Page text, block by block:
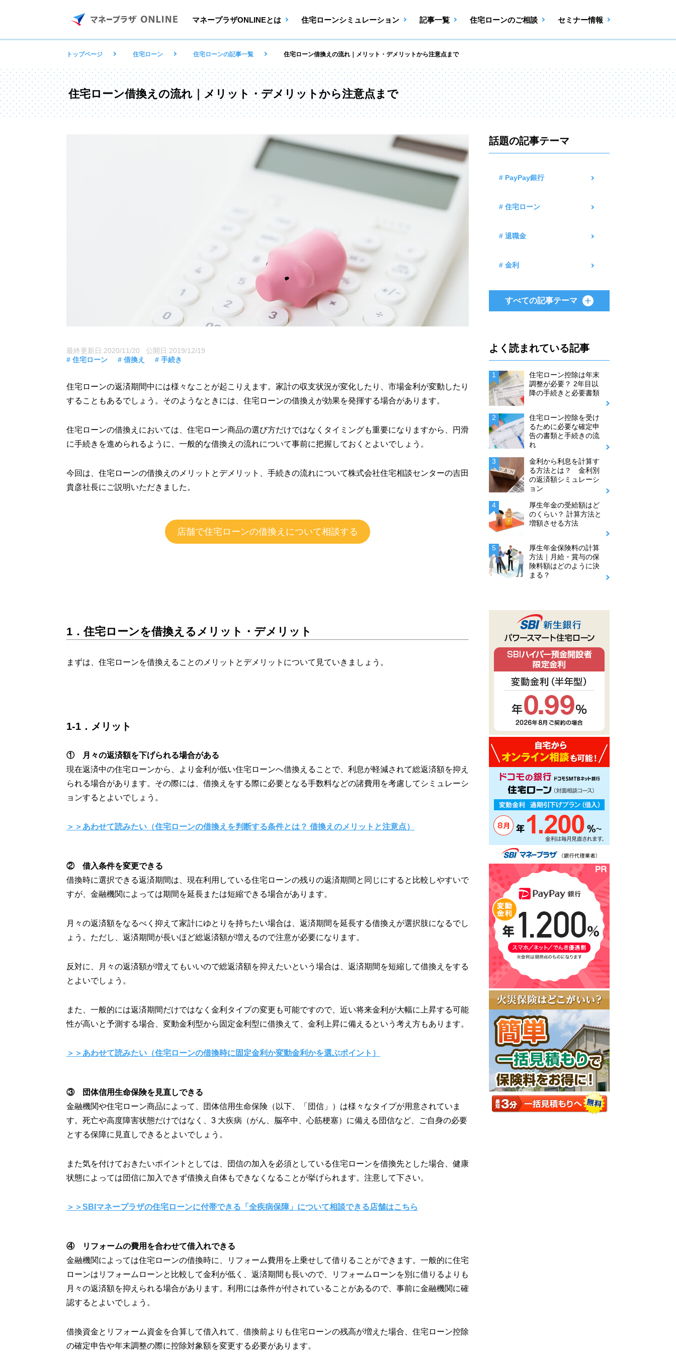
マネープラザONLINEとは 住宅ローンシミュレーション 記事一覧 住宅ローンのご相談 セミナー情報
トップページ 住宅ローン 住宅ローンの記事一覧 住宅ローン借換えの流れ｜メリット・デメリットから注意点まで
住宅ローン借換えの流れ｜メリット・デメリットから注意点まで
最終更新日:2020/11/20 公開日:2019/12/19
# 住宅ローン
# 借換え # 手続き
住宅ローンの返済期間中には様々なことが起こりえます。家計の収支状況が変化したり、市場金利が変動したり
することもあるでしょう。そのようなときには、住宅ローンの借換えが効果を発揮する場合があります。
住宅ローンの借換えにおいては、住宅ローン商品の選び方だけではなくタイミングも重要になりますから、円滑
に手続きを進められるように、一般的な借換えの流れについて事前に把握しておくとよいでしょう。
今回は、住宅ローンの借換えのメリットとデメリット、手続きの流れについて株式会社住宅相談センターの吉田
貴彦社長にご説明いただきました。
店舗で住宅ローンの借換えについて相談する
1．住宅ローンを借換えるメリット・デメリット
まずは、住宅ローンを借換えることのメリットとデメリットについて見ていきましょう。
1-1．メリット
① 月々の返済額を下げられる場合がある
現在返済中の住宅ローンから、より金利が低い住宅ローンへ借換えることで、利息が軽減されて総返済額を抑え
られる場合があります。その際には、借換えをする際に必要となる手数料などの諸費用を考慮してシミュレーシ
ョンするとよいでしょう。
＞＞あわせて読みたい（住宅ローンの借換えを判断する条件とは？ 借換えのメリットと注意点）
② 借入条件を変更できる
借換時に選択できる返済期間は、現在利用している住宅ローンの残りの返済期間と同じにすると比較しやすいで
すが、金融機関によっては期間を延長または短縮できる場合があります。
月々の返済額をなるべく抑えて家計にゆとりを持ちたい場合は、返済期間を延長する借換えが選択肢になるでし
ょう。ただし、返済期間が長いほど総返済額が増えるので注意が必要になります。
反対に、月々の返済額が増えてもいいので総返済額を抑えたいという場合は、返済期間を短縮して借換えをする
とよいでしょう。
また、一般的には返済期間だけではなく金利タイプの変更も可能ですので、近い将来金利が大幅に上昇する可能
性が高いと予測する場合、変動金利型から固定金利型に借換えて、金利上昇に備えるという考え方もあります。
＞＞あわせて読みたい（住宅ローンの借換時に固定金利か変動金利かを選ぶポイント）
③ 団体信用生命保険を見直しできる
金融機関や住宅ローン商品によって、団体信用生命保険（以下、「団信」）は様々なタイプが用意されていま
す。死亡や高度障害状態だけではなく、3 大疾病（がん、脳卒中、心筋梗塞）に備える団信など、ご自身の必要
とする保障に見直しできるとよいでしょう。
また気を付けておきたいポイントとしては、団信の加入を必須としている住宅ローンを借換先とした場合、健康
状態によっては団信に加入できず借換え自体もできなくなることが挙げられます。注意して下さい。
＞＞SBIマネープラザの住宅ローンに付帯できる「全疾病保障」について相談できる店舗はこちら
④ リフォームの費用を合わせて借入れできる
金融機関によっては住宅ローンの借換時に、リフォーム費用を上乗せして借りることができます。一般的に住宅
ローンはリフォームローンと比較して金利が低く、返済期間も長いので、リフォームローンを別に借りるよりも
月々の返済額を抑えられる場合があります。利用には条件が付されていることがあるので、事前に金融機関に確
認するとよいでしょう。
借換資金とリフォーム資金を合算して借入れて、借換前よりも住宅ローンの残高が増えた場合、住宅ローン控除
の確定申告や年末調整の際に控除対象額を変更する必要があります。
話題の記事テーマ
# PayPay銀行
# 住宅ローン
# 退職金
# 金利
すべての記事テーマ
よく読まれている記事
住宅ローン控除は年末
調整が必要？ 2年目以
降の手続きと必要書類
住宅ローン控除を受け
るために必要な確定申
告の書類と手続きの流
れ
金利から利息を計算す
る方法とは？ 金利別
の返済額シミュレーシ
ョン
厚生年金の受給額はど
のくらい？ 計算方法と
増額させる方法
厚生年金保険料の計算
方法｜月給・賞与の保
険料額はどのように決
まる？